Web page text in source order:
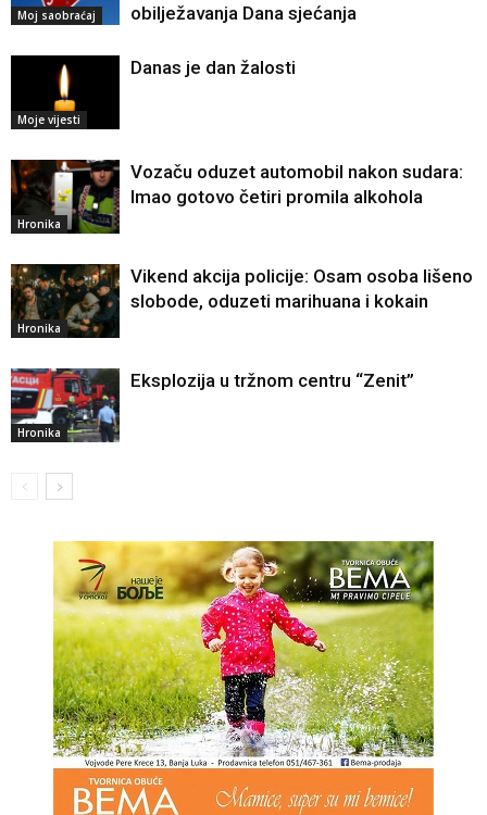
Moj saobraćaj
obilježavanja Dana sjećanja
Moje vijesti
Danas je dan žalosti
Hronika
Vozaču oduzet automobil nakon sudara:
Imao gotovo četiri promila alkohola
Hronika
Vikend akcija policije: Osam osoba lišeno
slobode, oduzeti marihuana i kokain
Hronika
Eksplozija u tržnom centru “Zenit”